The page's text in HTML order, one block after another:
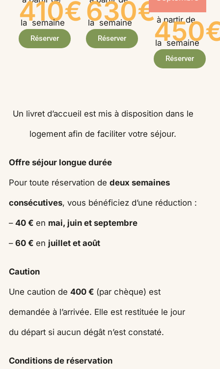
410€
la semaine
Réserver
630€
la semaine
Réserver
à partir de
la semaine
Réserver
Un livret d’accueil est mis à disposition dans le
logement afin de faciliter votre séjour.
Offre séjour longue durée
Pour toute réservation de deux semaines
consécutives, vous bénéficiez d’une réduction :
– 40 € en mai, juin et septembre
– 60 € en juillet et août
Caution
Une caution de 400 € (par chèque) est
demandée à l’arrivée. Elle est restituée le jour
du départ si aucun dégât n’est constaté.
Conditions de réservation